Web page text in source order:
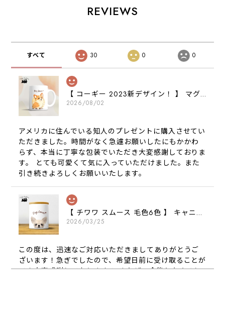
REVIEWS
すべて 30 0 0
【 コーギー 2023新デザイン！ 】 マグカップ お家用 プレゼント 犬 うちの子 犬グッズ ギフト
2026/08/02
アメリカに住んでいる知人のプレゼントに購入させてい
ただきました。時間がなく急遽お願いしたにもかかわ
らず、本当に丁寧な包装でいただき大変感謝しておりま
す。 とても可愛くて気に入っていただけました。また
引き続きよろしくお願いいたします。
【 チワワ スムース 毛色6色 】 キャニスター 保存容器 お家用 プレゼント 犬 ペット うちの子 犬グッズ
2026/03/25
この度は、迅速なご対応いただきましてありがとうご
ざいます！急ぎでしたので、希望日前に受け取ることが
でき大変感謝しております！ またぜひ今後ともよろし